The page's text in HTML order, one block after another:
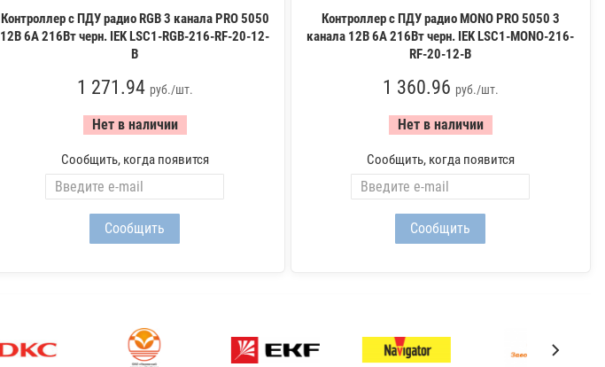
Контроллер с ПДУ радио RGB 3 канала PRO 5050
12В 6А 216Вт черн. IEK LSC1-RGB-216-RF-20-12-
B
1 271.94 руб./шт.
Нет в наличии
Сообщить, когда появится
Контроллер с ПДУ радио MONO PRO 5050 3
канала 12В 6А 216Вт черн. IEK LSC1-MONO-216-
RF-20-12-B
1 360.96 руб./шт.
Нет в наличии
Сообщить, когда появится